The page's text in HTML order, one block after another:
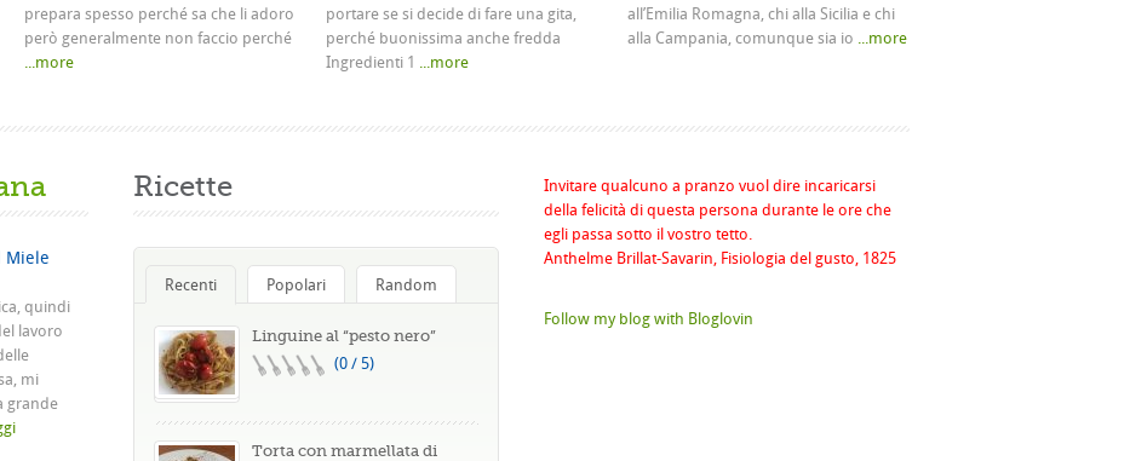
prepara spesso perché sa che li adoro
però generalmente non faccio perché
...more
portare se si decide di fare una gita,
perché buonissima anche fredda
Ingredienti 1 ...more
all’Emilia Romagna, chi alla Sicilia e chi
alla Campania, comunque sia io ...more
Miele
quindi
lavoro
mi
grande
Ricette
Recenti Popolari Random
Linguine al “pesto nero”
(0 / 5)
Torta con marmellata di
Invitare qualcuno a pranzo vuol dire incaricarsi
della felicità di questa persona durante le ore che
egli passa sotto il vostro tetto.
Anthelme Brillat-Savarin, Fisiologia del gusto, 1825
Follow my blog with Bloglovin